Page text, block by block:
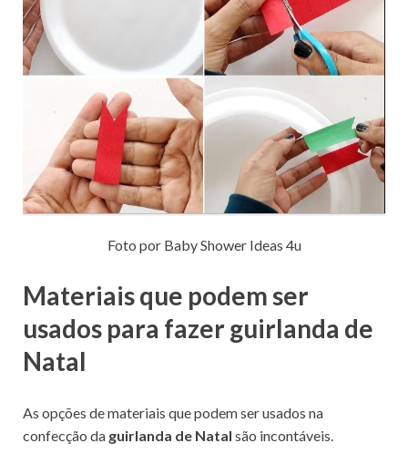
Foto por Baby Shower Ideas 4u
Materiais que podem ser
usados para fazer guirlanda de
Natal
As opções de materiais que podem ser usados na
confecção da guirlanda de Natal são incontáveis.